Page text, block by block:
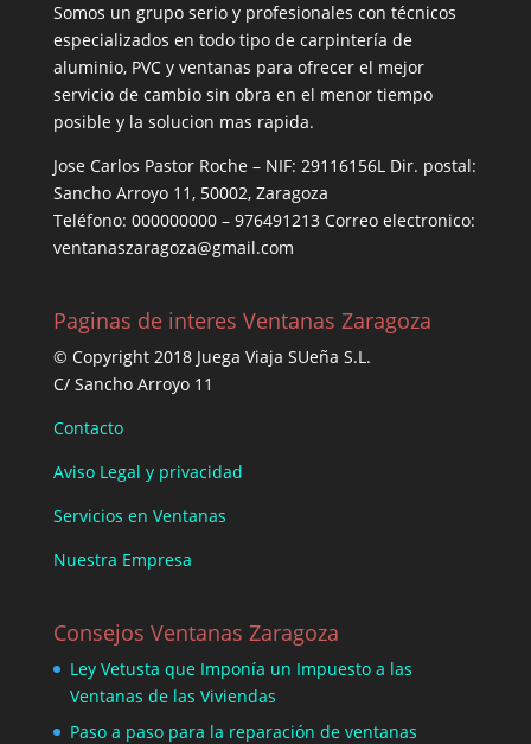
Somos un grupo serio y profesionales con técnicos
especializados en todo tipo de carpintería de
aluminio, PVC y ventanas para ofrecer el mejor
servicio de cambio sin obra en el menor tiempo
posible y la solucion mas rapida.
Jose Carlos Pastor Roche – NIF: 29116156L Dir. postal:
Sancho Arroyo 11, 50002, Zaragoza
Teléfono: 000000000 – 976491213 Correo electronico:
ventanaszaragoza@gmail.com
Paginas de interes Ventanas Zaragoza
© Copyright 2018 Juega Viaja SUeña S.L.
C/ Sancho Arroyo 11
Contacto
Aviso Legal y privacidad
Servicios en Ventanas
Nuestra Empresa
Consejos Ventanas Zaragoza
Ley Vetusta que Imponía un Impuesto a las
Ventanas de las Viviendas
Paso a paso para la reparación de ventanas